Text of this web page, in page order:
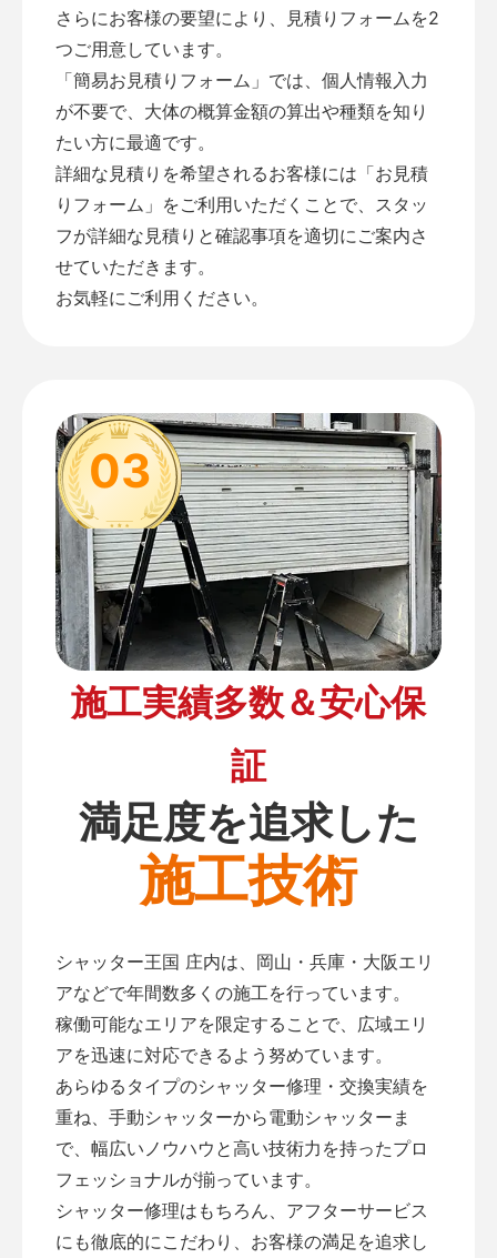
さらにお客様の要望により、見積りフォームを2
つご用意しています。
「簡易お見積りフォーム 」では、個人情報入力
が不要で、大体の概算金額の算出や種類を知り
たい方に最適です。
詳細な見積りを希望されるお客様には「お見積
りフォーム 」をご利用いただくことで、スタッ
フが詳細な見積りと確認事項を適切にご案内さ
せていただきます。
お気軽にご利用ください。
03
施工実績多数＆安心保
証
満足度を追求した
施工技術
シャッター王国 庄内は、岡山・兵庫・大阪エリ
アなどで年間数多くの施工を行っています。
稼働可能なエリアを限定することで、広域エリ
アを迅速に対応できるよう努めています。
あらゆるタイプのシャッター修理・交換実績を
重ね、手動シャッターから電動シャッターま
で、幅広いノウハウと高い技術力を持ったプロ
フェッショナルが揃っています。
シャッター修理はもちろん、アフターサービス
にも徹底的にこだわり、お客様の満足を追求し